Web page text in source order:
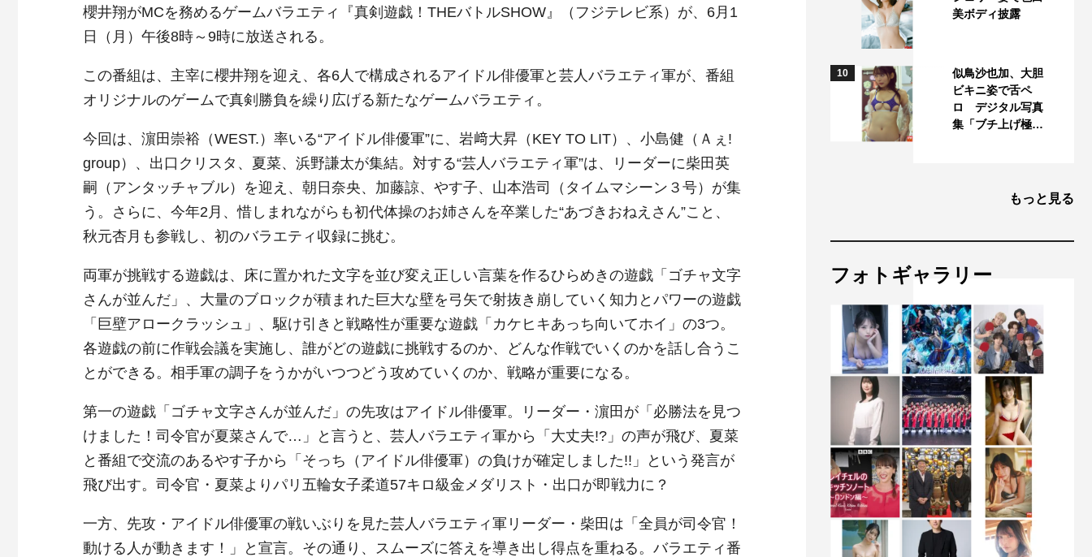
櫻井翔がMCを務めるゲームバラエティ『真剣遊戯！THEバトルSHOW』（フジテレビ系）が、6月1
日（月）午後8時～9時に放送される。
この番組は、主宰に櫻井翔を迎え、各6人で構成されるアイドル俳優軍と芸人バラエティ軍が、番組
オリジナルのゲームで真剣勝負を繰り広げる新たなゲームバラエティ。
今回は、濵田崇裕（WEST.）率いる“アイドル俳優軍”に、岩﨑大昇（KEY TO LIT）、小島健（Ａぇ!
group）、出口クリスタ、夏菜、浜野謙太が集結。対する“芸人バラエティ軍”は、リーダーに柴田英
嗣（アンタッチャブル）を迎え、朝日奈央、加藤諒、やす子、山本浩司（タイムマシーン３号）が集
う。さらに、今年2月、惜しまれながらも初代体操のお姉さんを卒業した“あづきおねえさん”こと、
秋元杏月も参戦し、初のバラエティ収録に挑む。
両軍が挑戦する遊戯は、床に置かれた文字を並び変え正しい言葉を作るひらめきの遊戯「ゴチャ文字
さんが並んだ」、大量のブロックが積まれた巨大な壁を弓矢で射抜き崩していく知力とパワーの遊戯
「巨壁アロークラッシュ」、駆け引きと戦略性が重要な遊戯「カケヒキあっち向いてホイ」の3つ。
各遊戯の前に作戦会議を実施し、誰がどの遊戯に挑戦するのか、どんな作戦でいくのかを話し合うこ
とができる。相手軍の調子をうかがいつつどう攻めていくのか、戦略が重要になる。
第一の遊戯「ゴチャ文字さんが並んだ」の先攻はアイドル俳優軍。リーダー・濵田が「必勝法を見つ
けました！司令官が夏菜さんで…」と言うと、芸人バラエティ軍から「大丈夫!?」の声が飛び、夏菜
と番組で交流のあるやす子から「そっち（アイドル俳優軍）の負けが確定しました!!」という発言が
飛び出す。司令官・夏菜よりパリ五輪女子柔道57キロ級金メダリスト・出口が即戦力に？
一方、先攻・アイドル俳優軍の戦いぶりを見た芸人バラエティ軍リーダー・柴田は「全員が司令官！
動ける人が動きます！」と宣言。その通り、スムーズに答えを導き出し得点を重ねる。バラエティ番
美ボディ披露
10
似鳥沙也加、大胆
ビキニ姿で舌ペ
ロ デジタル写真
集「ブチ上げ極…
もっと見る
フォトギャラリー